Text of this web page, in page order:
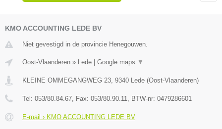
KMO ACCOUNTING LEDE BV
Niet gevestigd in de provincie Henegouwen.
Oost-Vlaanderen » Lede Google maps ▼
KLEINE OMMEGANGWEG 23, 9340 Lede (Oost-Vlaanderen)
Tel: 053/80.84.67, Fax: 053/80.90.11, BTW-nr: 0479286601
E-mail › KMO ACCOUNTING LEDE BV